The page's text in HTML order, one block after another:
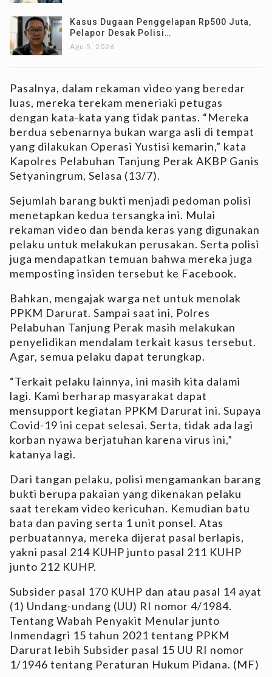
Kasus Dugaan Penggelapan Rp500 Juta,
Pelapor Desak Polisi…
Agu 5, 2026
Pasalnya, dalam rekaman video yang beredar
luas, mereka terekam meneriaki petugas
dengan kata-kata yang tidak pantas. “Mereka
berdua sebenarnya bukan warga asli di tempat
yang dilakukan Operasi Yustisi kemarin,” kata
Kapolres Pelabuhan Tanjung Perak AKBP Ganis
Setyaningrum, Selasa (13/7).
Sejumlah barang bukti menjadi pedoman polisi
menetapkan kedua tersangka ini. Mulai
rekaman video dan benda keras yang digunakan
pelaku untuk melakukan perusakan. Serta polisi
juga mendapatkan temuan bahwa mereka juga
memposting insiden tersebut ke Facebook.
Bahkan, mengajak warga net untuk menolak
PPKM Darurat. Sampai saat ini, Polres
Pelabuhan Tanjung Perak masih melakukan
penyelidikan mendalam terkait kasus tersebut.
Agar, semua pelaku dapat terungkap.
“Terkait pelaku lainnya, ini masih kita dalami
lagi. Kami berharap masyarakat dapat
mensupport kegiatan PPKM Darurat ini. Supaya
Covid-19 ini cepat selesai. Serta, tidak ada lagi
korban nyawa berjatuhan karena virus ini,”
katanya lagi.
Dari tangan pelaku, polisi mengamankan barang
bukti berupa pakaian yang dikenakan pelaku
saat terekam video kericuhan. Kemudian batu
bata dan paving serta 1 unit ponsel. Atas
perbuatannya, mereka dijerat pasal berlapis,
yakni pasal 214 KUHP junto pasal 211 KUHP
junto 212 KUHP.
Subsider pasal 170 KUHP dan atau pasal 14 ayat
(1) Undang-undang (UU) RI nomor 4/1984.
Tentang Wabah Penyakit Menular junto
Inmendagri 15 tahun 2021 tentang PPKM
Darurat lebih Subsider pasal 15 UU RI nomor
1/1946 tentang Peraturan Hukum Pidana. (MF)